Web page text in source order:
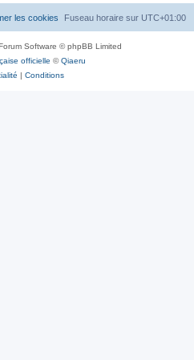
Fuseau horaire sur UTC+01:00
les cookies
Software © phpBB Limited
officielle ©Qiaeru
| Conditions